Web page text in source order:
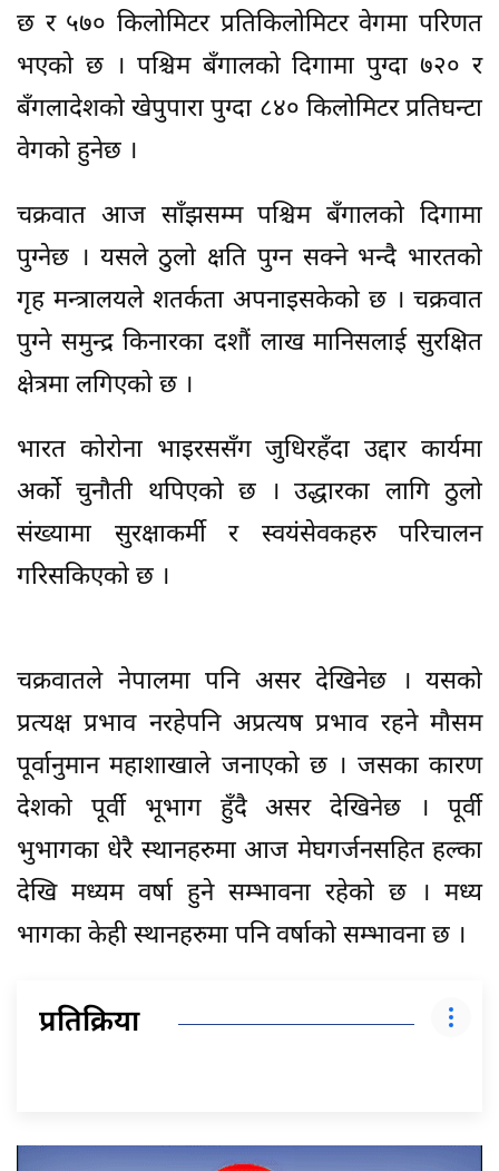
छ र ५७० किलोमिटर प्रतिकिलोमिटर वेगमा परिणत
भएको छ । पश्चिम बँगालको दिगामा पुग्दा ७२० र
बँगलादेशको खेपुपारा पुग्दा ८४० किलोमिटर प्रतिघन्टा
वेगको हुनेछ ।
चक्रवात आज साँझसम्म पश्चिम बँगालको दिगामा
पुग्नेछ । यसले ठुलो क्षति पुग्न सक्ने भन्दै भारतको
गृह मन्त्रालयले शतर्कता अपनाइसकेको छ । चक्रवात
पुग्ने समुन्द्र किनारका दशौं लाख मानिसलाई सुरक्षित
क्षेत्रमा लगिएको छ ।
भारत कोरोना भाइरससँग जुधिरहँदा उद्दार कार्यमा
अर्को चुनौती थपिएको छ । उद्धारका लागि ठुलो
संख्यामा सुरक्षाकर्मी र स्वयंसेवकहरु परिचालन
गरिसकिएको छ ।
चक्रवातले नेपालमा पनि असर देखिनेछ । यसको
प्रत्यक्ष प्रभाव नरहेपनि अप्रत्यष प्रभाव रहने मौसम
पूर्वानुमान महाशाखाले जनाएको छ । जसका कारण
देशको पूर्वी भूभाग हुँदै असर देखिनेछ । पूर्वी
भुभागका धेरै स्थानहरुमा आज मेघगर्जनसहित हल्का
देखि मध्यम वर्षा हुने सम्भावना रहेको छ । मध्य
भागका केही स्थानहरुमा पनि वर्षाको सम्भावना छ ।
प्रतिक्रिया